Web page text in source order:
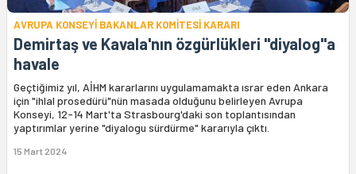
AVRUPA KONSEYİ BAKANLAR KOMİTESİ KARARI
Demirtaş ve Kavala'nın özgürlükleri "diyalog"a
havale
Geçtiğimiz yıl, AİHM kararlarını uygulamamakta ısrar eden Ankara
için "ihlal prosedürü"nün masada olduğunu belirleyen Avrupa
Konseyi, 12-14 Mart'ta Strasbourg'daki son toplantısından
yaptırımlar yerine "diyalogu sürdürme" kararıyla çıktı.
15 Mart 2024